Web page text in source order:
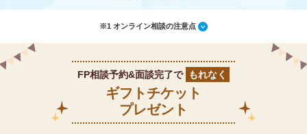
※1 オンライン相談の注意点
FP相談予約&面談完了で もれなく
ギフトチケット
プレゼント